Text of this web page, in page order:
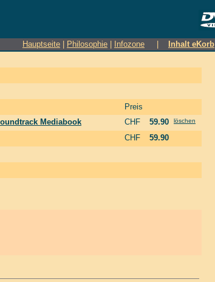
Hauptseite Philosophie Infozone Inhalt eKorb
Preis
Mediabook CHF 59.90 löschen
CHF 59.90